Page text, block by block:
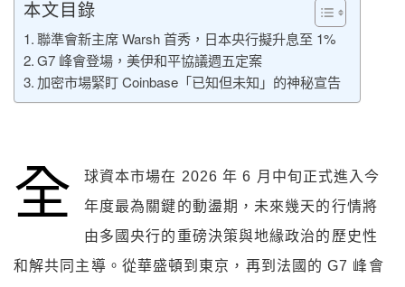
本文目錄
聯準會新主席 Warsh 首秀，日本央行擬升息至 1%
G7 峰會登場，美伊和平協議週五定案
加密市場緊盯 Coinbase「已知但未知」的神秘宣告
全
球資本市場在 2026 年 6 月中旬正式進入今
年度最為關鍵的動盪期，未來幾天的行情將
由多國央行的重磅決策與地緣政治的歷史性
和解共同主導。從華盛頓到東京，再到法國的 G7 峰會